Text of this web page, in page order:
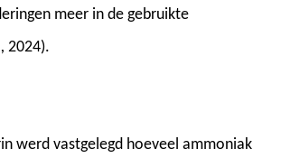
meer in de gebruikte
2024).
werd vastgelegd hoeveel ammoniak